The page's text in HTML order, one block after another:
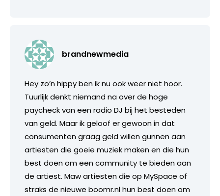
brandnewmedia
Hey zo’n hippy ben ik nu ook weer niet hoor.
Tuurlijk denkt niemand na over de hoge
paycheck van een radio DJ bij het besteden
van geld. Maar ik geloof er gewoon in dat
consumenten graag geld willen gunnen aan
artiesten die goeie muziek maken en die hun
best doen om een community te bieden aan
de artiest. Maw artiesten die op MySpace of
straks de nieuwe boomr.nl hun best doen om